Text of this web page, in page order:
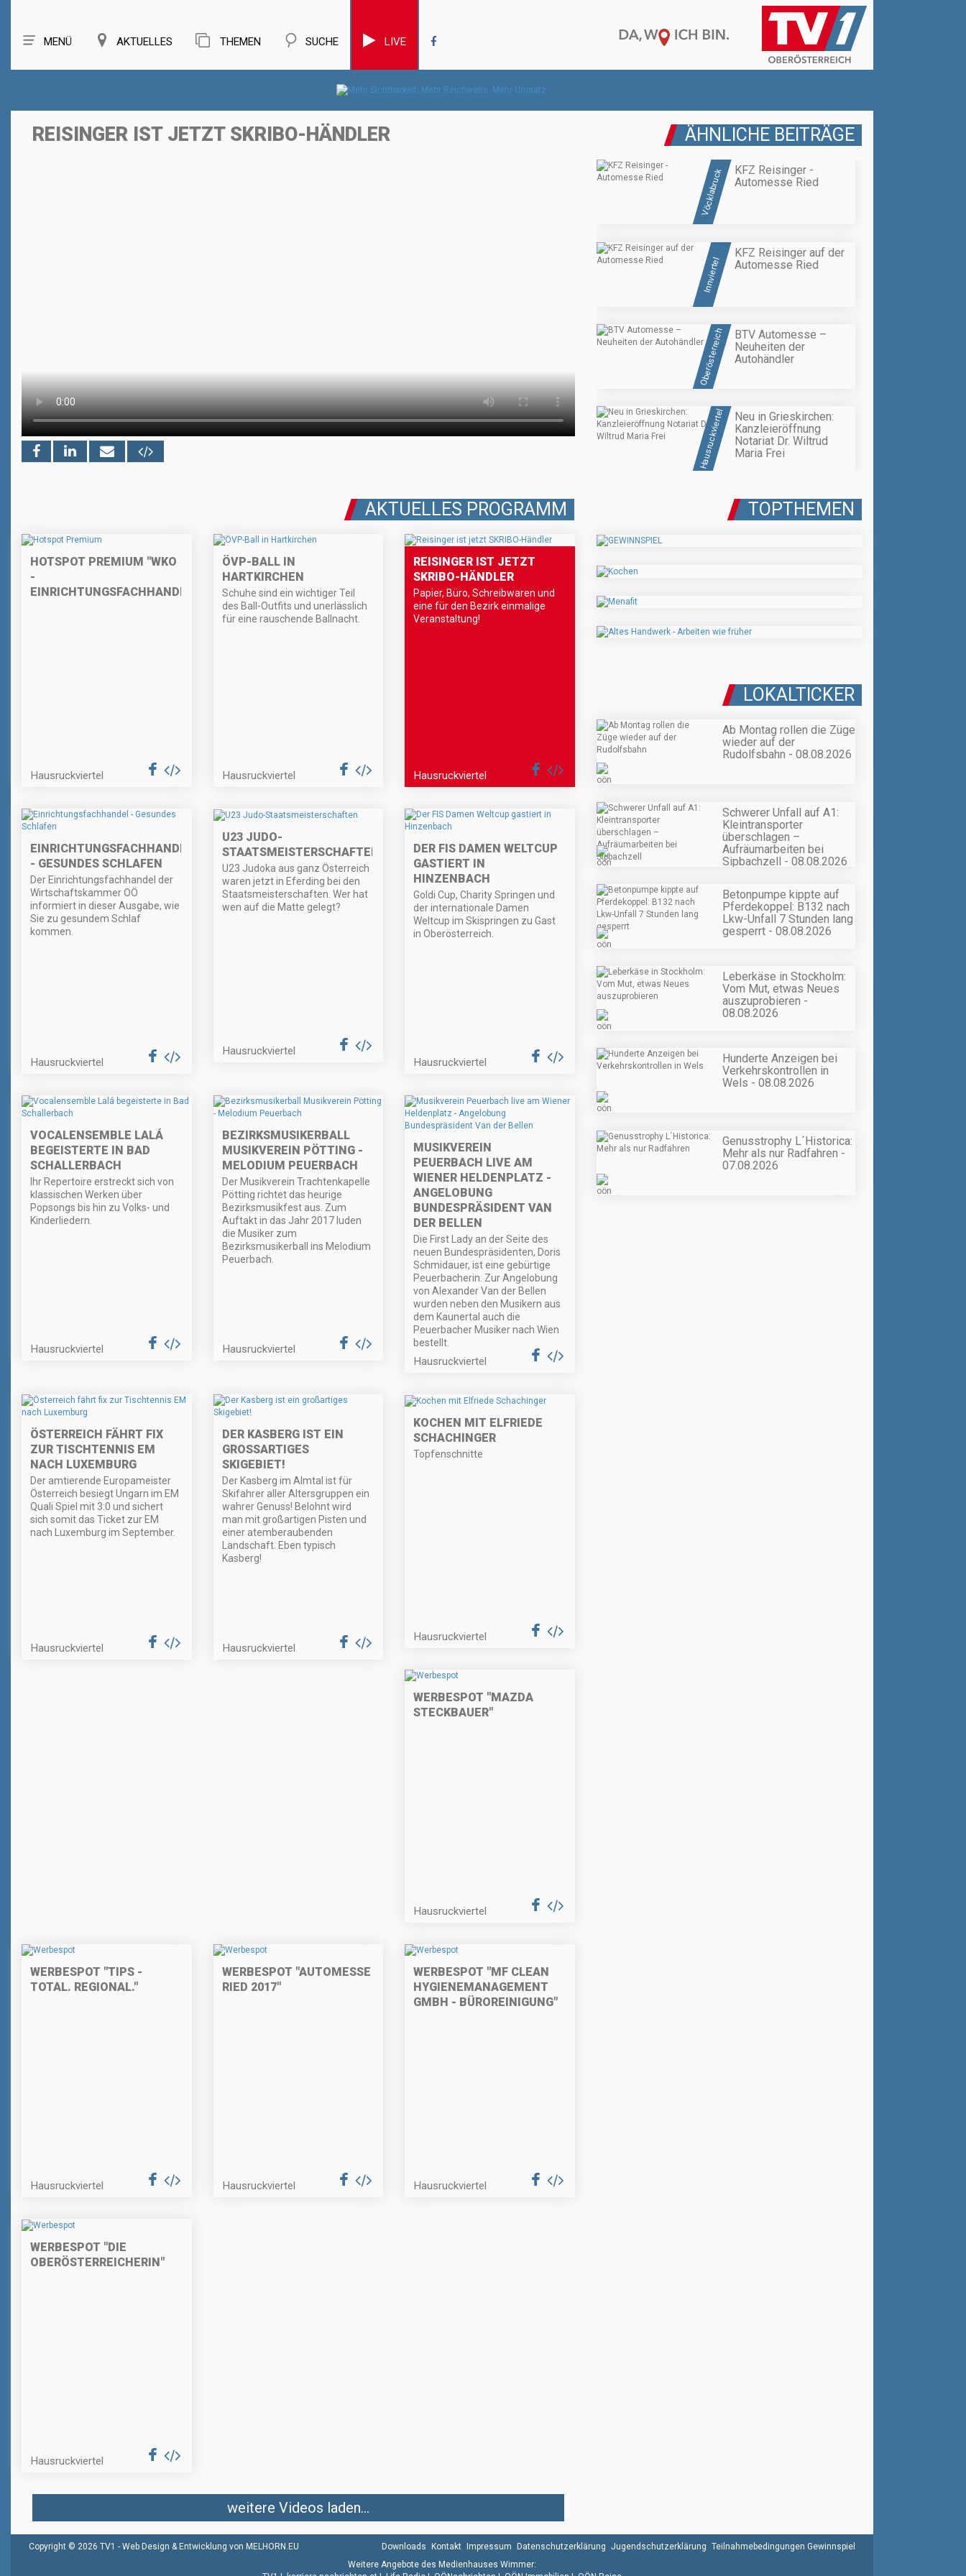
MENÜ AKTUELLES THEMEN SUCHE LIVE
REISINGER IST JETZT SKRIBO-HÄNDLER ÄHNLICHE BEITRÄGE
Vöcklabruck
KFZ Reisinger -
Automesse Ried
Innviertel
KFZ Reisinger auf der
Automesse Ried
Oberösterreich
BTV Automesse –
Neuheiten der
Autohändler
Hausruckviertel
Neu in Grieskirchen:
Kanzleieröffnung
Notariat Dr. Wiltrud
Maria Frei
AKTUELLES PROGRAMM
HOTSPOT PREMIUM "WKO
-
EINRICHTUNGSFACHHANDEL"
Hausruckviertel
ÖVP-BALL IN
HARTKIRCHEN
Schuhe sind ein wichtiger Teil
des Ball-Outfits und unerlässlich
für eine rauschende Ballnacht.
Hausruckviertel
REISINGER IST JETZT
SKRIBO-HÄNDLER
Papier, Büro, Schreibwaren und
eine für den Bezirk einmalige
Veranstaltung!
Hausruckviertel
EINRICHTUNGSFACHHANDEL
- GESUNDES SCHLAFEN
Der Einrichtungsfachhandel der
Wirtschaftskammer OÖ
informiert in dieser Ausgabe, wie
Sie zu gesundem Schlaf
kommen.
Hausruckviertel
U23 JUDO-
STAATSMEISTERSCHAFTEN
U23 Judoka aus ganz Österreich
waren jetzt in Eferding bei den
Staatsmeisterschaften. Wer hat
wen auf die Matte gelegt?
Hausruckviertel
DER FIS DAMEN WELTCUP
GASTIERT IN
HINZENBACH
Goldi Cup, Charity Springen und
der internationale Damen
Weltcup im Skispringen zu Gast
in Oberösterreich.
Hausruckviertel
VOCALENSEMBLE LALÁ
BEGEISTERTE IN BAD
SCHALLERBACH
Ihr Repertoire erstreckt sich von
klassischen Werken über
Popsongs bis hin zu Volks- und
Kinderliedern.
Hausruckviertel
BEZIRKSMUSIKERBALL
MUSIKVEREIN PÖTTING -
MELODIUM PEUERBACH
Der Musikverein Trachtenkapelle
Pötting richtet das heurige
Bezirksmusikfest aus. Zum
Auftakt in das Jahr 2017 luden
die Musiker zum
Bezirksmusikerball ins Melodium
Peuerbach.
Hausruckviertel
MUSIKVEREIN
PEUERBACH LIVE AM
WIENER HELDENPLATZ -
ANGELOBUNG
BUNDESPRÄSIDENT VAN
DER BELLEN
Die First Lady an der Seite des
neuen Bundespräsidenten, Doris
Schmidauer, ist eine gebürtige
Peuerbacherin. Zur Angelobung
von Alexander Van der Bellen
wurden neben den Musikern aus
dem Kaunertal auch die
Peuerbacher Musiker nach Wien
bestellt.
Hausruckviertel
ÖSTERREICH FÄHRT FIX
ZUR TISCHTENNIS EM
NACH LUXEMBURG
Der amtierende Europameister
Österreich besiegt Ungarn im EM
Quali Spiel mit 3:0 und sichert
sich somit das Ticket zur EM
nach Luxemburg im September.
Hausruckviertel
DER KASBERG IST EIN
GROSSARTIGES S
KIGEBIET!
Der Kasberg im Almtal ist für
Skifahrer aller Altersgruppen ein
wahrer Genuss! Belohnt wird
man mit großartigen Pisten und
einer atemberaubenden
Landschaft. Eben typisch
Kasberg!
Hausruckviertel
KOCHEN MIT ELFRIEDE
SCHACHINGER
Topfenschnitte
Hausruckviertel
WERBESPOT "MAZDA
STECKBAUER"
Hausruckviertel
WERBESPOT "TIPS -
TOTAL. REGIONAL."
Hausruckviertel
WERBESPOT "AUTOMESSE
RIED 2017"
Hausruckviertel
WERBESPOT "MF CLEAN
HYGIENEMANAGEMENT
GMBH - BÜROREINIGUNG"
Hausruckviertel
WERBESPOT "DIE
OBERÖSTERREICHERIN"
Hausruckviertel
weitere Videos laden...
TOPTHEMEN
LOKALTICKER
Ab Montag rollen die Züge
wieder auf der
Rudolfsbahn - 08.08.2026
Schwerer Unfall auf A1:
Kleintransporter
überschlagen –
Aufräumarbeiten bei
Sipbachzell - 08.08.2026
Betonpumpe kippte auf
Pferdekoppel: B132 nach
Lkw-Unfall 7 Stunden lang
gesperrt - 08.08.2026
Leberkäse in Stockholm:
Vom Mut, etwas Neues
auszuprobieren -
08.08.2026
Hunderte Anzeigen bei
Verkehrskontrollen in
Wels - 08.08.2026
Genusstrophy L´Historica:
Mehr als nur Radfahren -
07.08.2026
Copyright © 2026 TV1 - Web Design & Entwicklung von MELHORN.EU Downloads Kontakt Impressum Datenschutzerklärung Jugendschutzerklärung Teilnahmebedingungen Gewinnspiel
Weitere Angebote des Medienhauses Wimmer: